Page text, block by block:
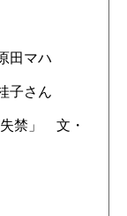
田マハ
子さん
禁」 文・